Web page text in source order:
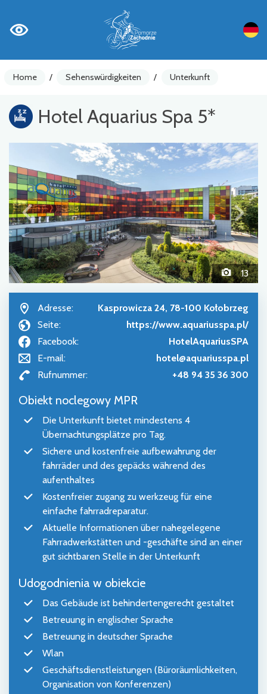
Home / Sehenswürdigkeiten / Unterkunft
Hotel Aquarius Spa 5*
13
Adresse:
Kasprowicza 24, 78-100 Kołobrzeg
Seite:
https://www.aquariusspa.pl/
Facebook:
HotelAquariusSPA
E-mail:
hotel@aquariusspa.pl
Rufnummer:
+48 94 35 36 300
Obiekt noclegowy MPR
Die Unterkunft bietet mindestens 4
Übernachtungsplätze pro Tag.
Sichere und kostenfreie aufbewahrung der
fahrräder und des gepäcks während des
aufenthaltes
Kostenfreier zugang zu werkzeug für eine
einfache fahrradreparatur.
Aktuelle Informationen über nahegelegene
Fahrradwerkstätten und -geschäfte sind an einer
gut sichtbaren Stelle in der Unterkunft
Udogodnienia w obiekcie
Das Gebäude ist behindertengerecht gestaltet
Betreuung in englischer Sprache
Betreuung in deutscher Sprache
Wlan
Geschäftsdienstleistungen (Büroräumlichkeiten,
Organisation von Konferenzen)